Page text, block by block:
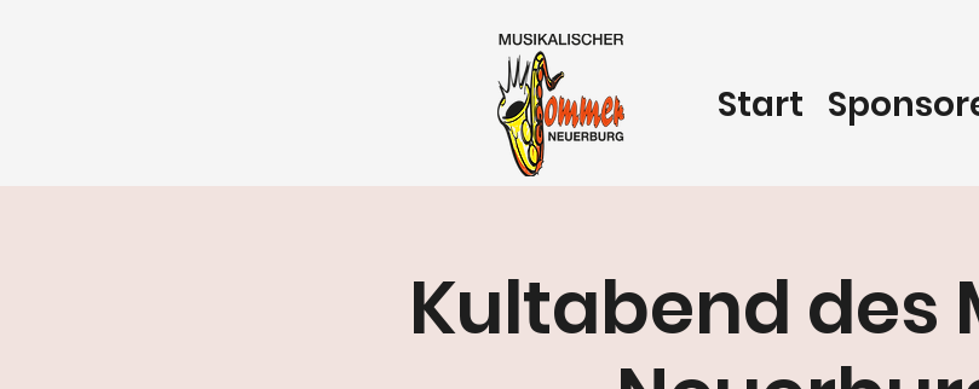
Start
Kultabend des